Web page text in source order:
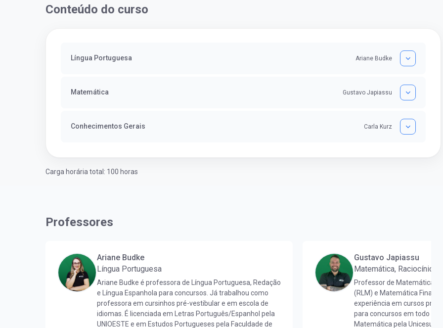
Conteúdo do curso
Língua Portuguesa Ariane Budke
Matemática Gustavo Japiassu
Conhecimentos Gerais Carla Kurz
Carga horária total: 100 horas
Professores
Ariane Budke
Língua Portuguesa
Ariane Budke é professora de Língua Portuguesa, Redação
e Língua Espanhola para concursos. Já trabalhou como
professora em cursinhos pré-vestibular e em escola de
idiomas. É licenciada em Letras Português/Espanhol pela
UNIOESTE e em Estudos Portugueses pela Faculdade de
Gustavo Japiassu
Matemática, Raciocínio
Professor de Matemática,
(RLM) e Matemática
experiência em cursos pré-
para concursos em todo o
Matemática pela